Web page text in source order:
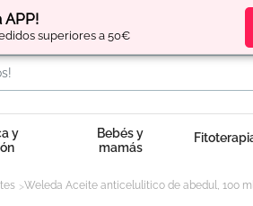
APP!
superiores a 50€
y obtén
y
Bebés y
mamás
Weleda Aceite anticelulitico de abedul, 100